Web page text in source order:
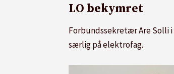
LO bekymret
Forbundssekretær Are Solli
særlig påelektrofag.